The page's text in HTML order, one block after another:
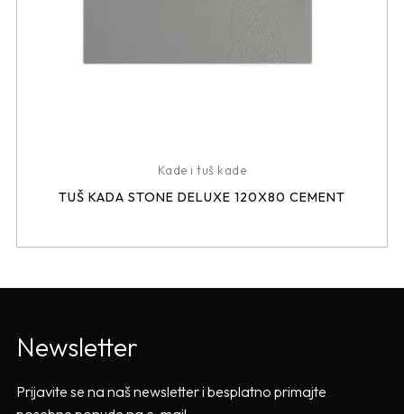
Kade i tuš kade
TUŠ KADA STONE DELUXE 120X80 CEMENT
Newsletter
Prijavite se na naš newsletter i besplatno primajte